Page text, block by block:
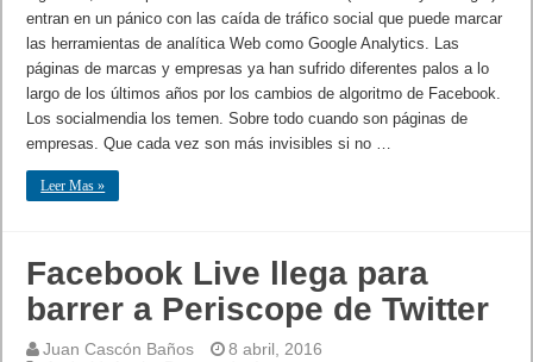
entran en un pánico con las caída de tráfico social que puede marcar
las herramientas de analítica Web como Google Analytics. Las
páginas de marcas y empresas ya han sufrido diferentes palos a lo
largo de los últimos años por los cambios de algoritmo de Facebook.
Los socialmendia los temen. Sobre todo cuando son páginas de
empresas. Que cada vez son más invisibles si no …
Leer Mas »
Facebook Live llega para
barrer a Periscope de Twitter
Juan Cascón Baños
8 abril, 2016